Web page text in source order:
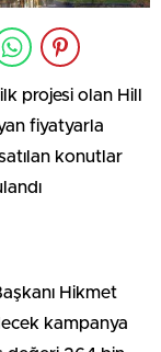
projesi olan Hill
fiyatyarla
konutlar
Hikmet
kampanya